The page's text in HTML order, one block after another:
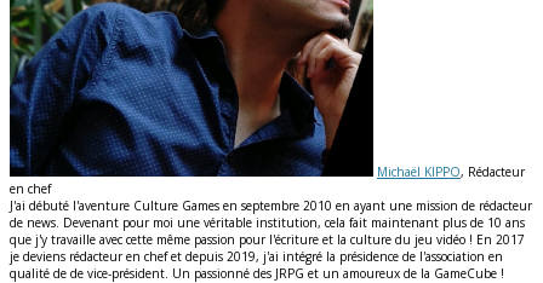
Michaël KIPPO, Rédacteur
en chef
J'ai débuté l'aventure Culture Games en septembre 2010 en ayant une mission de rédacteur
de news. Devenant pour moi une véritable institution, cela fait maintenant plus de 10 ans
que j'y travaille avec cette même passion pour l'écriture et la culture du jeu vidéo ! En 2017
je deviens rédacteur en chef et depuis 2019, j'ai intégré la présidence de l'association en
qualité de de vice-président. Un passionné des JRPG et un amoureux de la GameCube !